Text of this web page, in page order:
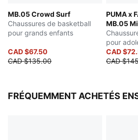
MB.05 Crowd Surf
Chaussures de basketball
pour grands enfants
CAD $67.50
CAD $135.00
PUMA x
MB.05
pour
CAD
CAD
FRÉQUEMMENT ACHETÉS